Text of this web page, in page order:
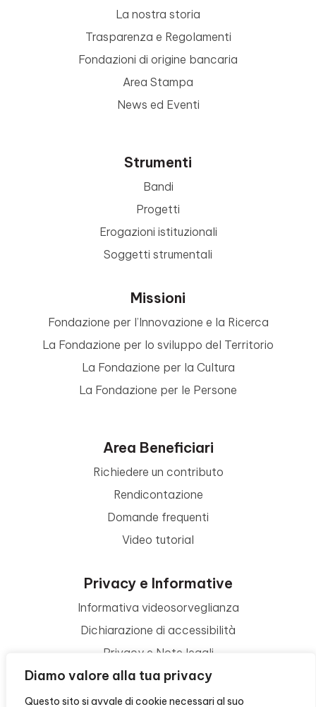
Diamo valore alla tua privacy
Questo sito si avvale di cookie necessari al suo
La nostra storia
Trasparenza e Regolamenti
Fondazioni di origine bancaria
Area Stampa
News ed Eventi
Strumenti
Bandi
Progetti
Erogazioni istituzionali
Soggetti strumentali
Missioni
Fondazione per l’Innovazione e la Ricerca
La Fondazione per lo sviluppo del Territorio
La Fondazione per la Cultura
La Fondazione per le Persone
Area Beneficiari
Richiedere un contributo
Rendicontazione
Domande frequenti
Video tutorial
Privacy e Informative
Informativa videosorveglianza
Dichiarazione di accessibilità
Privacy e Note legali
Termini di utilizzo
Cookie policy